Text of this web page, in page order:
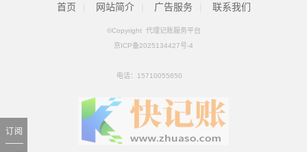
订阅
首页 网站简介 广告服务 联系我们
©Copyright 代理记账服务平台
京ICP备2025134427号-4
电话： 15710055650